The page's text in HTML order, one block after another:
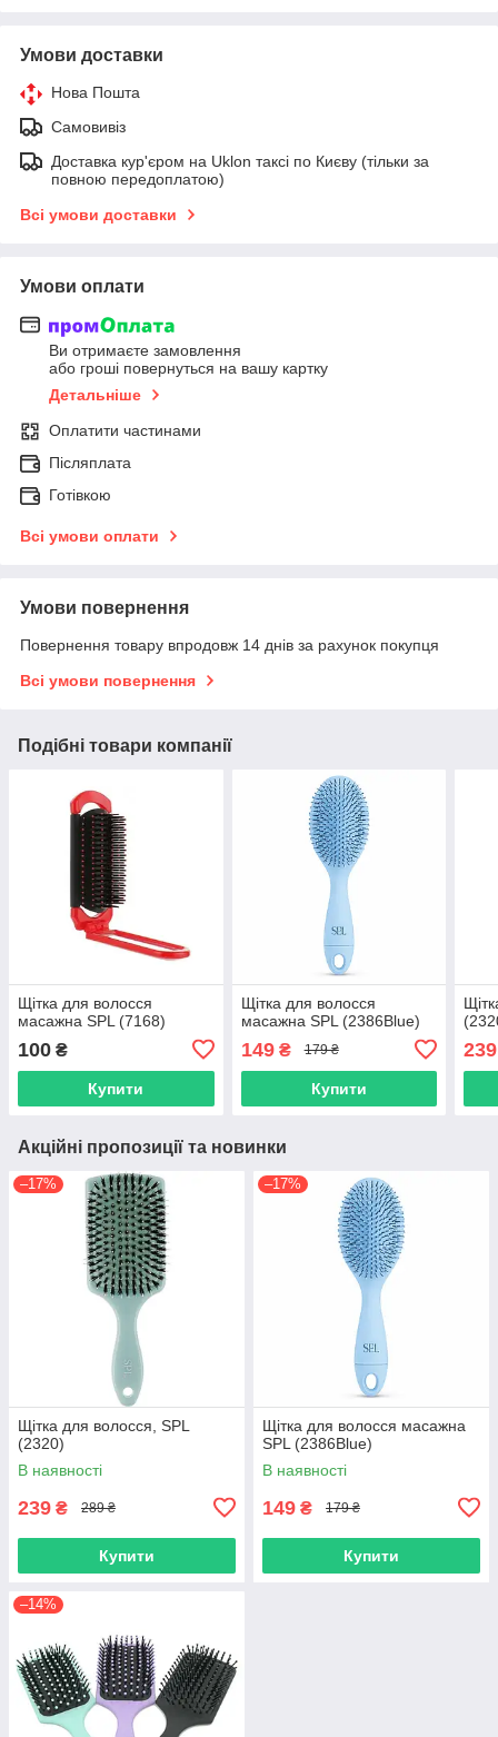
Умови доставки
Нова Пошта
Самовивіз
Доставка кур'єром на Uklon таксі по Києву (тільки за
повною передоплатою)
Всі умови доставки
Умови оплати
Ви отримаєте замовлення
або гроші повернуться на вашу картку
Детальніше
Оплатити частинами
Післяплата
Готівкою
Всі умови оплати
Умови повернення
Повернення товару впродовж 14 днів за рахунок покупця
Всі умови повернення
Подібні товари компанії
Щітка для волосся
масажна SPL (7168)
100 ₴
Купити
Щітка для волосся
масажна SPL (2386Blue)
149₴ 179 ₴
Купити
239
Акційні пропозиції та новинки
–17%
Щітка для волосся, SPL
(2320)
В наявності
239 ₴ 289 ₴
Купити
–17%
Щітка для волосся масажна
SPL (2386Blue)
В наявності
149 ₴ 179 ₴
Купити
–14%